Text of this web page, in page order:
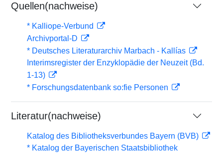
Quellen(nachweise)
* Kalliope-Verbund
Archivportal-D
* Deutsches Literaturarchiv Marbach - Kallías
Interimsregister der Enzyklopädie der Neuzeit (Bd.
1-13)
* Forschungsdatenbank so:fie Personen
Literatur(nachweise)
Katalog des Bibliotheksverbundes Bayern (BVB)
* Katalog der Bayerischen Staatsbibliothek